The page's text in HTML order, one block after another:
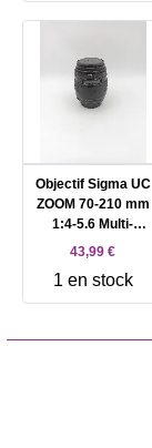
Objectif Sigma UC
ZOOM 70-210 mm
1:4-5.6 Multi-
Coated - Monture
43,99 €
1 en stock